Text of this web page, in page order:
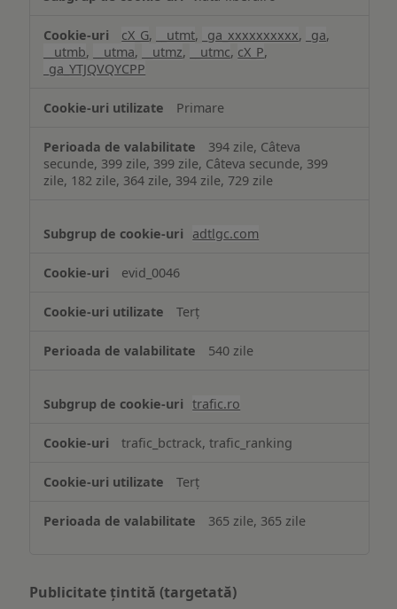
cX_G, __utmt, _ga_xxxxxxxxxx, _ga,
__utmb, __utma, __utmz, __utmc, cX_P,
_ga_YTJQVQYCPP
Primare
394 zile, Câteva
secunde, 399 zile, 399 zile, Câteva secunde, 399
zile, 182 zile, 364 zile, 394 zile, 729 zile
adtlgc.com
evid_0046
Terț
540 zile
trafic.ro
trafic_bctrack, trafic_ranking
Terț
365 zile, 365 zile
Publicitate țintită (targetată)